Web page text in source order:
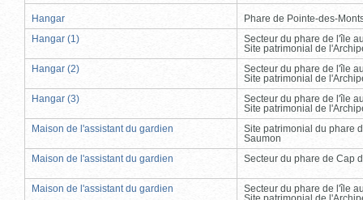
Hangar
Phare de Pointe-des-
Hangar (1)
Secteur du phare de l'île
Site patrimonial de
Hangar (2)
Secteur du phare de l'île
Site patrimonial de
Hangar (3)
Secteur du phare de l'île
Site patrimonial de
Maison de l'assistant du gardien
Site patrimonial du phare
Saumon
Maison de l'assistant du gardien
Secteur du phare de Cap
Maison de l'assistant du gardien
Secteur du phare de l'île